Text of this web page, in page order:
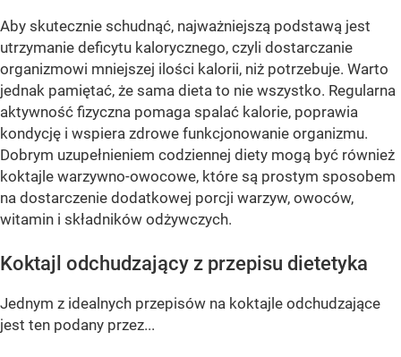
Aby skutecznie schudnąć, najważniejszą podstawą jest
utrzymanie deficytu kalorycznego, czyli dostarczanie
organizmowi mniejszej ilości kalorii, niż potrzebuje. Warto
jednak pamiętać, że sama dieta to nie wszystko. Regularna
aktywność fizyczna pomaga spalać kalorie, poprawia
kondycję i wspiera zdrowe funkcjonowanie organizmu.
Dobrym uzupełnieniem codziennej diety mogą być również
koktajle warzywno-owocowe, które są prostym sposobem
na dostarczenie dodatkowej porcji warzyw, owoców,
witamin i składników odżywczych.
Koktajl odchudzający z przepisu dietetyka
Jednym z idealnych przepisów na koktajle odchudzające
jest ten podany przez...